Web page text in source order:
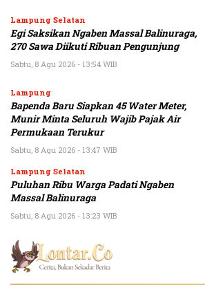
Lampung Selatan
Egi Saksikan Ngaben Massal Balinuraga,
270 Sawa Diikuti Ribuan Pengunjung
Sabtu, 8 Agu 2026 - 13:54 WIB
Lampung
Bapenda Baru Siapkan 45 Water Meter,
Munir Minta Seluruh Wajib Pajak Air
Permukaan Terukur
Sabtu, 8 Agu 2026 - 13:47 WIB
Lampung Selatan
Puluhan Ribu Warga Padati Ngaben
Massal Balinuraga
Sabtu, 8 Agu 2026 - 13:23 WIB